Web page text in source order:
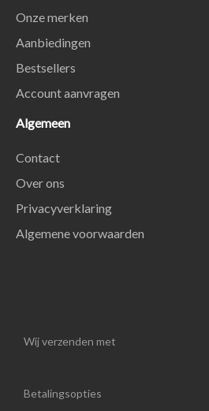
Onze merken
Aanbiedingen
Bestsellers
Account aanvragen
Algemeen
Contact
Over ons
Privacyverklaring
Algemene voorwaarden
Wij verzenden met
Betalingsopties